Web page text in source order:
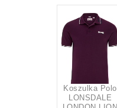
Koszulka Polo
LONSDALE